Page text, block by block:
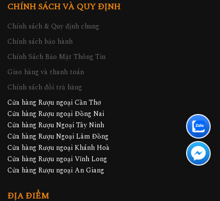
CHÍNH SÁCH VÀ QUY ĐỊNH
Chính sách & Quy định chung
Chính sách bảo hành
Chính Sách Bảo Mật Thông Tin
Giao hàng và thanh toán
Chính sách đổi trả hàng
Cửa hàng Rượu ngoại Cần Thơ
Cửa hàng Rượu ngoại Đồng Nai
Cửa hàng Rượu Ngoại Tây Ninh
Cửa hàng Rượu Ngoại Lâm Đồng
Cửa hàng Rượu ngoại Khánh Hoà
Cửa hàng Rượu ngoại Vĩnh Long
Cửa hàng Rượu ngoại An Giang
ĐỊA ĐIỂM